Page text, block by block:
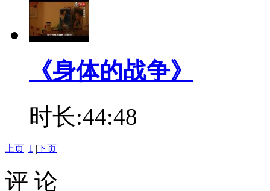
《身体的战争》
时长:44:48
上页| 1 |下页
评 论